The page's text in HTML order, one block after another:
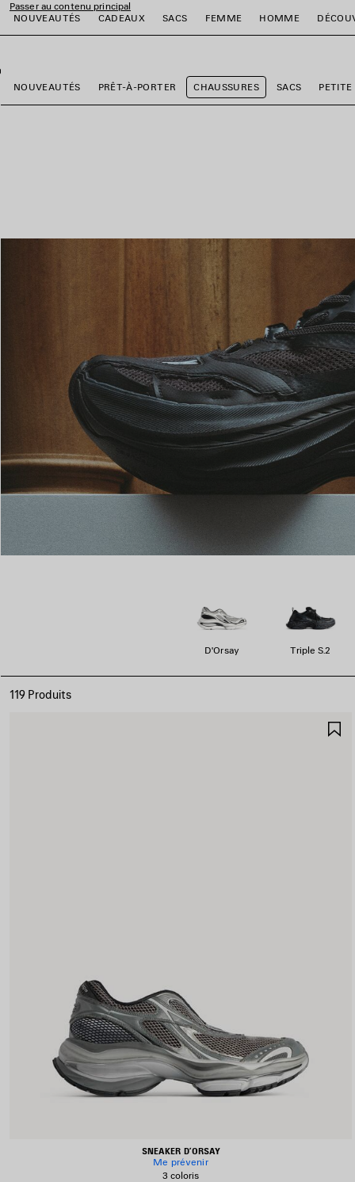
Passer au contenu principal
NOUVEAUTÉS
CADEAUX SACS FEMME HOMME
NOUVEAUTÉS PRÊT-À-PORTER CHAUSSURES SACS
D'Orsay Triple S.2
119 Produits
SNEAKER D’ORSAY
Me prévenir
3 coloris